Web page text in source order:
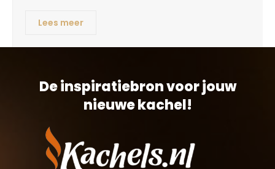
Lees meer
De inspiratiebron voor jouw
nieuwe kachel!